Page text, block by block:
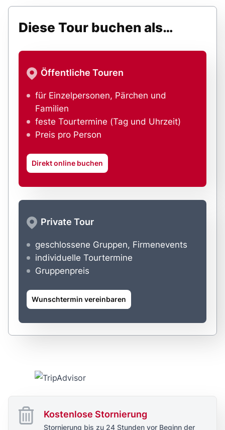
Diese Tour buchen als…
Öffentliche Touren
für Einzelpersonen, Pärchen und
Familien
feste Tourtermine (Tag und Uhrzeit)
Preis pro Person
Direkt online buchen
Private Tour
geschlossene Gruppen, Firmenevents
individuelle Tourtermine
Gruppenpreis
Wunschtermin vereinbaren
Kostenlose Stornierung
Stornierung bis zu 24 Stunden vor Beginn der